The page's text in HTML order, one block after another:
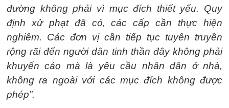
đường không phải vì mục đích thiết yếu. Quy
định xử phạt đã có, các cấp cần thực hiện
nghiêm. Các đơn vị cần tiếp tục tuyên truyền
rộng rãi đến người dân tinh thần đây không phải
khuyến cáo mà là yêu cầu nhân dân ở nhà,
không ra ngoài với các mục đích không được
phép”.